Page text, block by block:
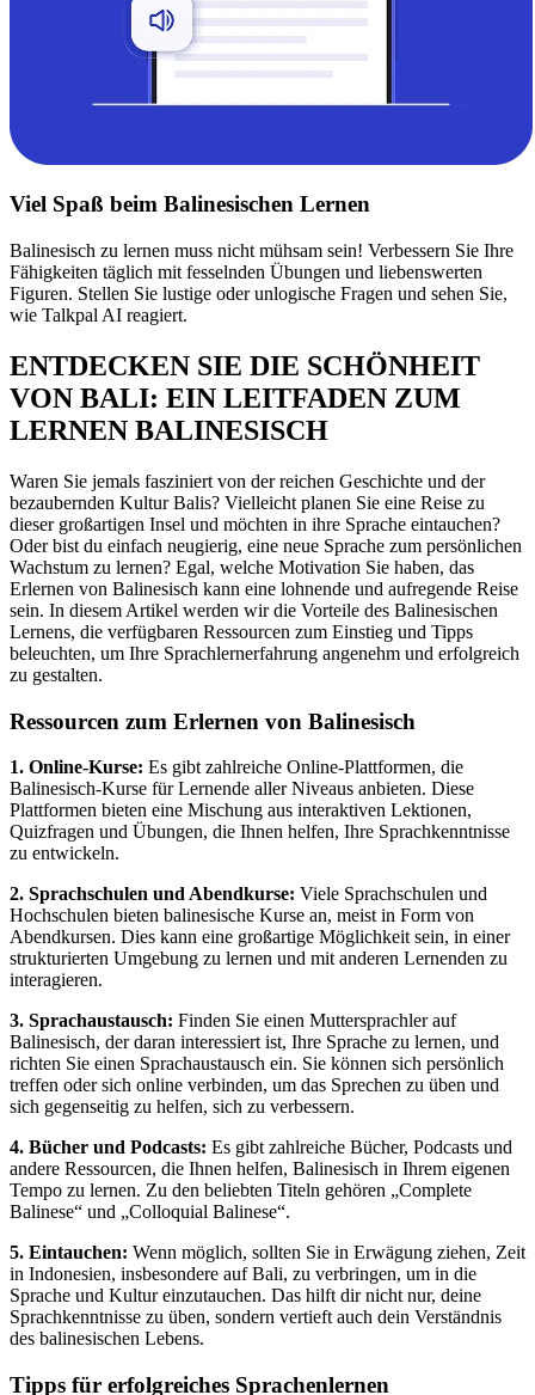
Viel Spaß beim Balinesischen Lernen
Balinesisch zu lernen muss nicht mühsam sein! Verbessern Sie Ihre
Fähigkeiten täglich mit fesselnden Übungen und liebenswerten
Figuren. Stellen Sie lustige oder unlogische Fragen und sehen Sie,
wie Talkpal AI reagiert.
ENTDECKEN SIE DIE SCHÖNHEIT
VON BALI: EIN LEITFADEN ZUM
LERNEN BALINESISCH
Waren Sie jemals fasziniert von der reichen Geschichte und der
bezaubernden Kultur Balis? Vielleicht planen Sie eine Reise zu
dieser großartigen Insel und möchten in ihre Sprache eintauchen?
Oder bist du einfach neugierig, eine neue Sprache zum persönlichen
Wachstum zu lernen? Egal, welche Motivation Sie haben, das
Erlernen von Balinesisch kann eine lohnende und aufregende Reise
sein. In diesem Artikel werden wir die Vorteile des Balinesischen
Lernens, die verfügbaren Ressourcen zum Einstieg und Tipps
beleuchten, um Ihre Sprachlernerfahrung angenehm und erfolgreich
zu gestalten.
Ressourcen zum Erlernen von Balinesisch
1. Online-Kurse: Es gibt zahlreiche Online-Plattformen, die
Balinesisch-Kurse für Lernende aller Niveaus anbieten. Diese
Plattformen bieten eine Mischung aus interaktiven Lektionen,
Quizfragen und Übungen, die Ihnen helfen, Ihre Sprachkenntnisse
zu entwickeln.
2. Sprachschulen und Abendkurse: Viele Sprachschulen und
Hochschulen bieten balinesische Kurse an, meist in Form von
Abendkursen. Dies kann eine großartige Möglichkeit sein, in einer
strukturierten Umgebung zu lernen und mit anderen Lernenden zu
interagieren.
3. Sprachaustausch: Finden Sie einen Muttersprachler auf
Balinesisch, der daran interessiert ist, Ihre Sprache zu lernen, und
richten Sie einen Sprachaustausch ein. Sie können sich persönlich
treffen oder sich online verbinden, um das Sprechen zu üben und
sich gegenseitig zu helfen, sich zu verbessern.
4. Bücher und Podcasts: Es gibt zahlreiche Bücher, Podcasts und
andere Ressourcen, die Ihnen helfen, Balinesisch in Ihrem eigenen
Tempo zu lernen. Zu den beliebten Titeln gehören „Complete
Balinese“ und „Colloquial Balinese“.
5. Eintauchen: Wenn möglich, sollten Sie in Erwägung ziehen, Zeit
in Indonesien, insbesondere auf Bali, zu verbringen, um in die
Sprache und Kultur einzutauchen. Das hilft dir nicht nur, deine
Sprachkenntnisse zu üben, sondern vertieft auch dein Verständnis
des balinesischen Lebens.
Tipps für erfolgreiches Sprachenlernen